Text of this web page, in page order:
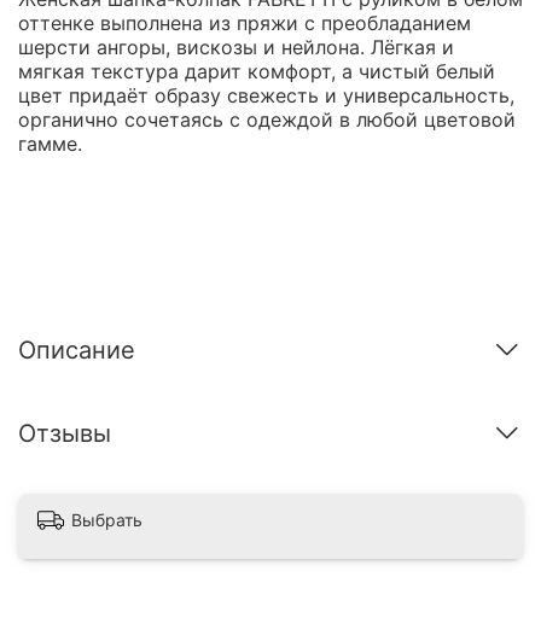
оттенке выполнена из пряжи с преобладанием
шерсти ангоры, вискозы и нейлона. Лёгкая и
мягкая текстура дарит комфорт, а чистый белый
цвет придаёт образу свежесть и универсальность,
органично сочетаясь с одеждой в любой цветовой
гамме.
Описание
Отзывы
Выбрать